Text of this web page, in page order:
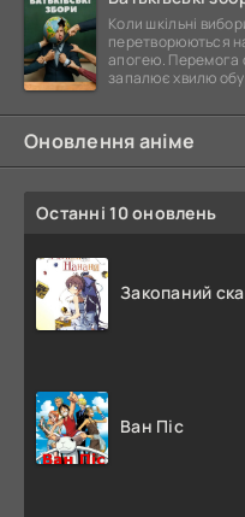
Коли шкільні
перетворюються
апогею. Перемога
запалює хвилю
Оновлення аніме
Останні 10 оновлень
Закопаний
Ван Піс